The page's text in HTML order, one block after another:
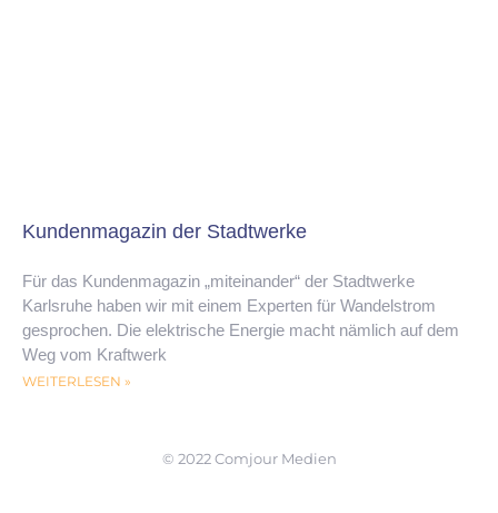
Kundenmagazin der Stadtwerke
Für das Kundenmagazin „miteinander“ der Stadtwerke
Karlsruhe haben wir mit einem Experten für Wandelstrom
gesprochen. Die elektrische Energie macht nämlich auf dem
Weg vom Kraftwerk
WEITERLESEN »
© 2022 Comjour Medien